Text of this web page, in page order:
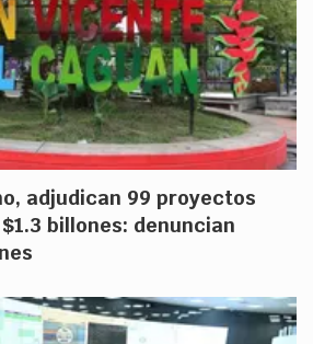
adjudican 99 proyectos
billones: denuncian